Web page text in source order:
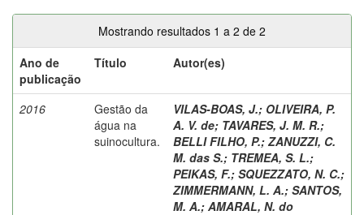
Mostrando resultados 1 a 2 de 2
Ano de
publicação
Título Autor(es)
2016
Gestão da
água na
suinocultura.
VILAS-BOAS, J.; OLIVEIRA, P.
A. V. de; TAVARES, J. M. R.;
BELLI FILHO, P.; ZANUZZI, C.
M. das S.; TREMEA, S. L.;
PEIKAS, F.; SQUEZZATO, N. C.;
ZIMMERMANN, L. A.; SANTOS,
M. A.; AMARAL, N. do